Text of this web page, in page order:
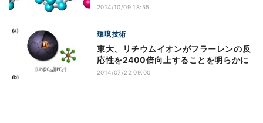
2014/10/09 18:55
環境技術
東大、リチウムイオンがフラーレンの反
応性を2400倍向上することを明らかに
2014/07/22 09:00